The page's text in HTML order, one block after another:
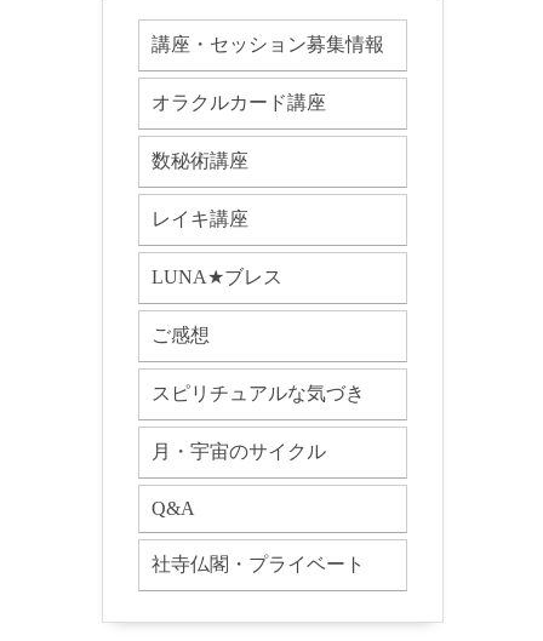
講座・セッション募集情報
オラクルカード講座
数秘術講座
レイキ講座
LUNA★ブレス
ご感想
スピリチュアルな気づき
月・宇宙のサイクル
Q&A
社寺仏閣・プライベート